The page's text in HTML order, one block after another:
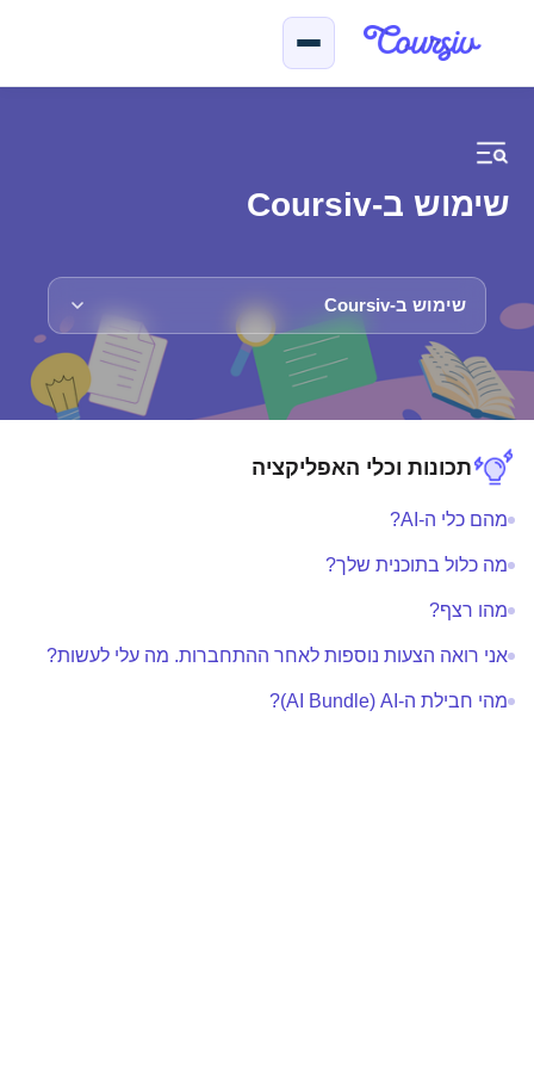
שימוש ב-Coursiv
שימוש ב-Coursiv
תכונות וכלי האפליקציה
מהם כלי ה-AI?
מה כלול בתוכנית שלך?
מהו רצף?
אני רואה הצעות נוספות לאחר ההתחברות. מה עלי לעשות?
מהי חבילת ה-AI‏ (AI Bundle)?